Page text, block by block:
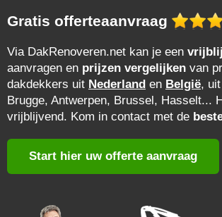
Gratis offerteaanvraag
Via DakRenoveren.net kan je een
aanvragen en prijzen vergelijken van
dakdekkers uit Nederland en België,
Brugge, Antwerpen, Brussel, Hasselt...
vrijblijvend. Kom in contact met de
Start hier uw offerte aanvraag